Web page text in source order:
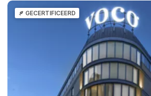
GECERTIFICEERD